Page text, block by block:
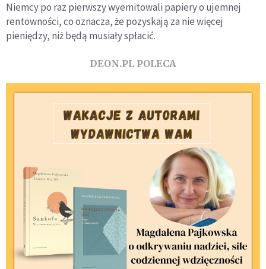
Niemcy po raz pierwszy wyemitowali papiery o ujemnej
rentowności, co oznacza, że pozyskają za nie więcej
pieniędzy, niż będą musiały spłacić.
DEON.PL POLECA